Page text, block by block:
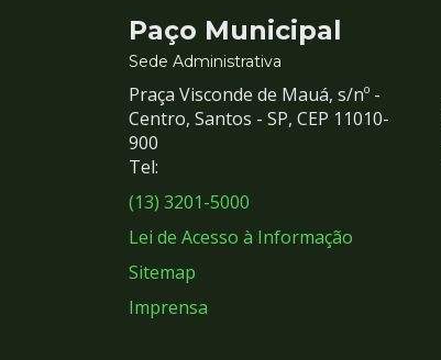
Contato
e
Redes
Sociais
Paço Municipal
Sede Administrativa
Praça Visconde de Mauá, s/nº -
Centro, Santos - SP, CEP 11010-
900
Tel:
(13) 3201-5000
Lei de Acesso à Informação
Sitemap
Imprensa